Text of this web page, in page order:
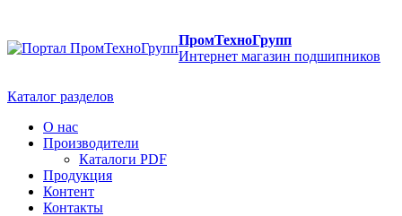
ПромТехноГрупп
Интернет магазин подшипников
Каталог разделов
О нас
Производители
Каталоги PDF
Продукция
Контент
Контакты